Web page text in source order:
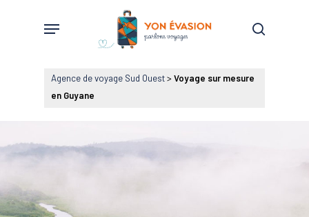
search
Menu
Agence de voyage Sud Ouest> Voyage sur mesure
en Guyane